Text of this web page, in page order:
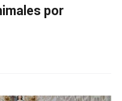
por